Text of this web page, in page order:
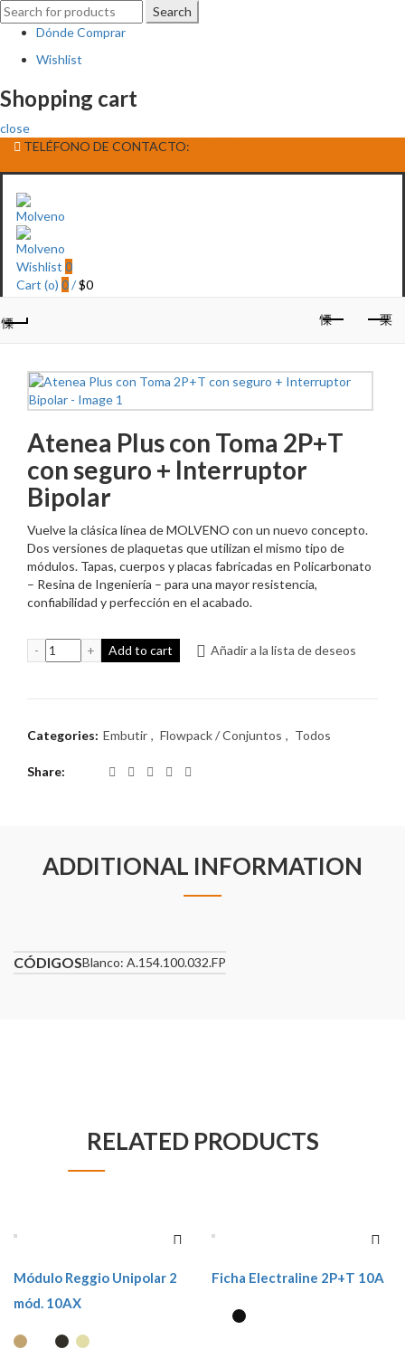
Search
for:
Search
Dónde Comprar
Wishlist
Shopping cart
close
TELÉFONO DE CONTACTO:
Wishlist 0
Cart (o) 0/$0
Atenea Plus con Toma 2P+T
con seguro + Interruptor
Bipolar
Vuelve la clásica línea de MOLVENO con un nuevo concepto.
Dos versiones de plaquetas que utilizan el mismo tipo de
módulos. Tapas, cuerpos y placas fabricadas en Policarbonato
– Resina de Ingeniería – para una mayor resistencia,
confiabilidad y perfección en el acabado.
Atenea Plus con Toma 2P+T con seguro + Interruptor
Add to cart Añadir a la lista de deseos
Categories: Embutir , Flowpack / Conjuntos , Todos
Share
ADDITIONAL INFORMATION
CÓDIGOSBlanco: A.154.100.032.FP
RELATED PRODUCTS
Módulo Reggio Unipolar 2
mód. 10AX
Ficha Electraline 2P+T 10A